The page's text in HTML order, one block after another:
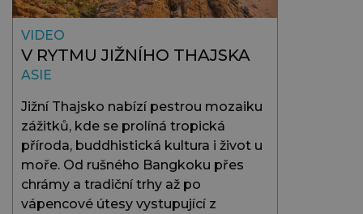
VIDEO
V RYTMU JIŽNÍHO THAJSKA
ASIE
Jižní Thajsko nabízí pestrou mozaiku
zážitků, kde se prolíná tropická
příroda, buddhistická kultura i život u
moře. Od rušného Bangkoku přes
chrámy a tradiční trhy až po
vápencové útesy vystupující z